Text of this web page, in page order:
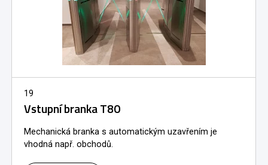
19
Vstupní branka T80
Mechanická branka s automatickým uzavřením je
vhodná např. obchodů.